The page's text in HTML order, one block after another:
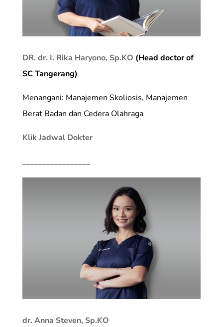
DR. dr. I. Rika Haryono, Sp.KO (Head doctor of
SC Tangerang)
Menangani: Manajemen Skoliosis, Manajemen
Berat Badan dan Cedera Olahraga
Klik Jadwal Dokter
_________________
dr. Anna Steven, Sp.KO